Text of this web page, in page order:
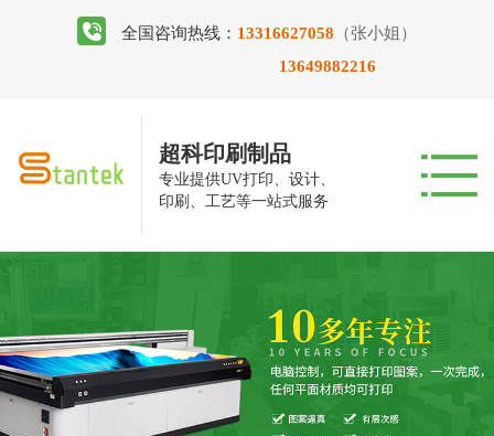
全国咨询热线： 13316627058 （张小姐）
13649882216
超科印刷制品
专业提供UV打印、设计、
印刷、工艺等一站式服务